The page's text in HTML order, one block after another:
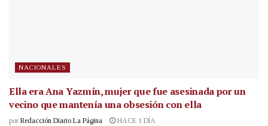
NACIONALES
Ella era Ana Yazmín, mujer que fue asesinada por un
vecino que mantenía una obsesión con ella
por Redacción Diario La Página HACE 1 DÍA